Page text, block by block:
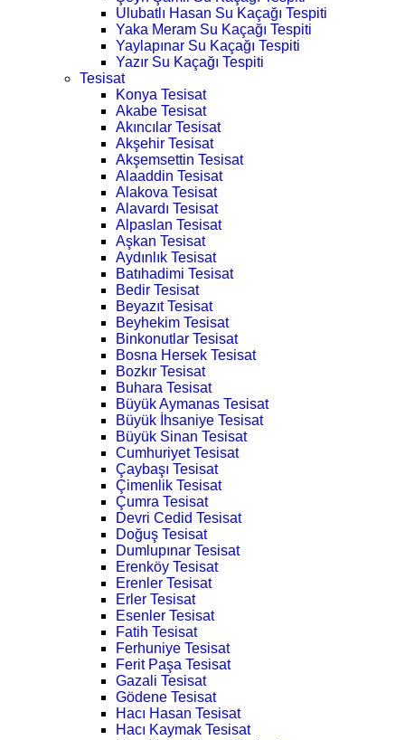
Ulubatlı Hasan Su Kaçağı Tespiti
Yaka Meram Su Kaçağı Tespiti
Yaylapınar Su Kaçağı Tespiti
Yazır Su Kaçağı Tespiti
Tesisat
Konya Tesisat
Akabe Tesisat
Akıncılar Tesisat
Akşehir Tesisat
Akşemsettin Tesisat
Alaaddin Tesisat
Alakova Tesisat
Alavardı Tesisat
Alpaslan Tesisat
Aşkan Tesisat
Aydınlık Tesisat
Batıhadimi Tesisat
Bedir Tesisat
Beyazıt Tesisat
Beyhekim Tesisat
Binkonutlar Tesisat
Bosna Hersek Tesisat
Bozkır Tesisat
Buhara Tesisat
Büyük Aymanas Tesisat
Büyük İhsaniye Tesisat
Büyük Sinan Tesisat
Cumhuriyet Tesisat
Çaybaşı Tesisat
Çimenlik Tesisat
Çumra Tesisat
Devri Cedid Tesisat
Doğuş Tesisat
Dumlupınar Tesisat
Erenköy Tesisat
Erenler Tesisat
Erler Tesisat
Esenler Tesisat
Fatih Tesisat
Ferhuniye Tesisat
Ferit Paşa Tesisat
Gazali Tesisat
Gödene Tesisat
Hacı Hasan Tesisat
Hacı Kaymak Tesisat